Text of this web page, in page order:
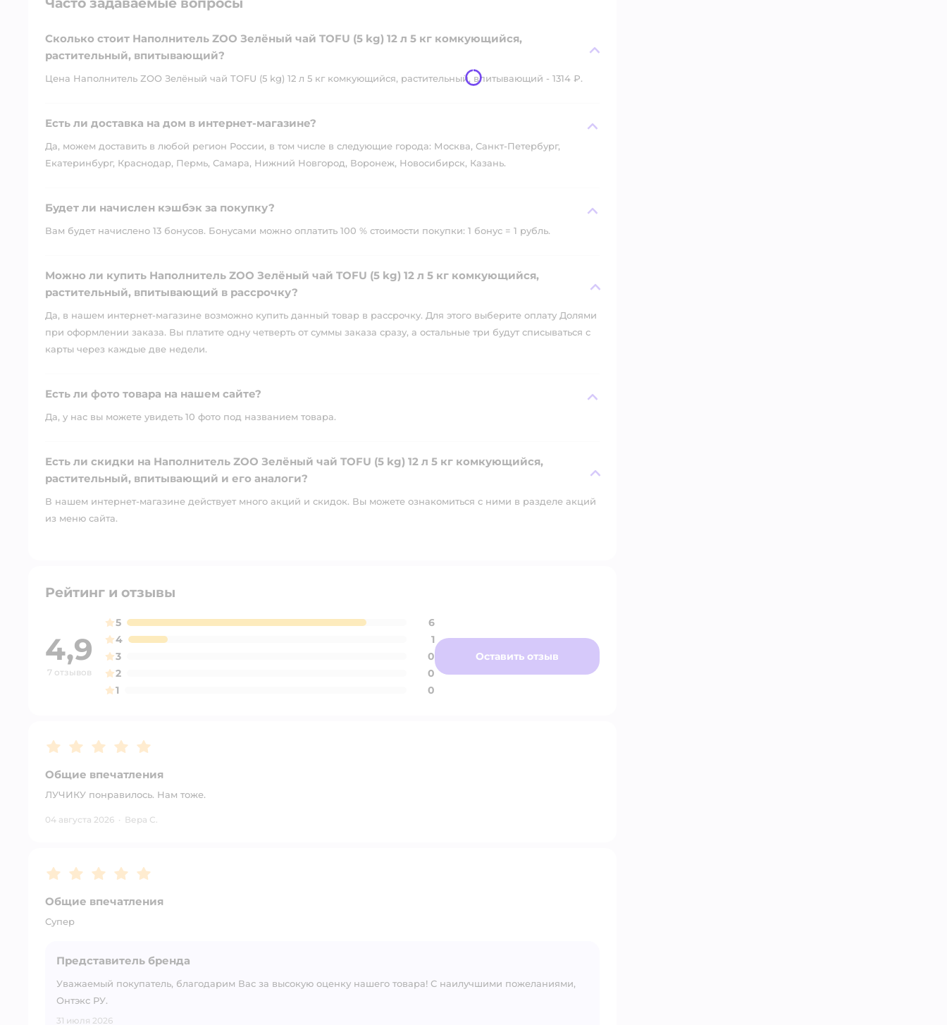
Сколько стоит Наполнитель ZOO Зелёный чай TOFU (5 kg) 12 л 5 кг комкующийся,
растительный, впитывающий?
Цена Наполнитель ZOO Зелёный чай TOFU (5 kg) 12 л 5 кг комкующийся, растительный, впитывающий - 1314 ₽.
Есть ли доставка на дом в интернет-магазине?
Да, можем доставить в любой регион России, в том числе в следующие города: Москва, Санкт-Петербург,
Екатеринбург, Краснодар, Пермь, Самара, Нижний Новгород, Воронеж, Новосибирск, Казань.
Будет ли начислен кэшбэк за покупку?
Вам будет начислено 13 бонусов. Бонусами можно оплатить 100 % стоимости покупки: 1 бонус = 1 рубль.
Можно ли купить Наполнитель ZOO Зелёный чай TOFU (5 kg) 12 л 5 кг комкующийся,
растительный, впитывающий в рассрочку?
Да, в нашем интернет-магазине возможно купить данный товар в рассрочку. Для этого выберите оплату Долями
при оформлении заказа. Вы платите одну четверть от суммы заказа сразу, а остальные три будут списываться с
карты через каждые две недели.
Есть ли фото товара на нашем сайте?
Да, у нас вы можете увидеть 10 фото под названием товара.
Есть ли скидки на Наполнитель ZOO Зелёный чай TOFU (5 kg) 12 л 5 кг комкующийся,
растительный, впитывающий и его аналоги?
В нашем интернет-магазине действует много акций и скидок. Вы можете ознакомиться с ними в разделе акций
из меню сайта.
Рейтинг и отзывы
4,9
7 отзывов
5
6
4
1
3
0
2
0
1
0
Оставить отзыв
Рейтинг:5
Общие впечатления
ЛУЧИКУ понравилось. Нам тоже.
04 августа 2026 · Вера С.
Рейтинг:5
Общие впечатления
Супер
Представитель бренда
Уважаемый покупатель, благодарим Вас за высокую оценку нашего товара! С наилучшими пожеланиями,
Онтэкс РУ.
31 июля 2026